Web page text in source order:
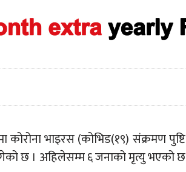
कोरोना भाइरस (कोभिड(१९) संक्रमण पुष्टि
छ । अहिलेसम्म ६ जनाको मृत्यु भएको छ